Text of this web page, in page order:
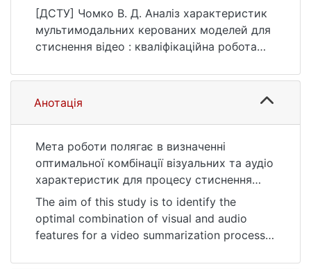
[Бакалаврська робота, Київський
національний університет імені Тараса
Шевченка]. eKNUTSHIR.
https://ir.library.knu.ua/handle/123456789/57
29
[ДСТУ] Чомко В. Д. Аналiз характеристик
мультимодальних керованих моделей для
стиснення вiдео : кваліфікаційна робота
Київ, 2023. 125 с. URL:
https://ir.library.knu.ua/handle/123456789/57
29 (дата звернення: 25.07.2026).
Анотація
Мета роботи полягає в визначеннi
оптимальної комбiнацiї вiзуальних та аудiо
характеристик для процесу стиснення
вiдео, що базується на обробцi
мультимодальних ознак. Дослiдження
фокусується на вiдео матерiалах знятих на
екшн-камери в польових умовах без
професiйного обладнання або подальшої
The aim of this study is to identify the
optimal combination of visual and audio
features for a video summarization process